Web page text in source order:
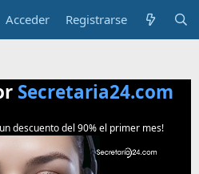
Acceder Registrarse
Secretaria24.com
descuento del 90% el primer mes!